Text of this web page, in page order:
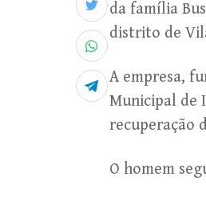
da família
distrito de
A empresa,
Municipal de
recuperação
O homem